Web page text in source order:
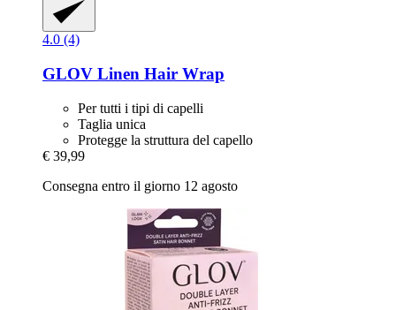
4.0 (4)
GLOV Linen Hair Wrap
Per tutti i tipi di capelli
Taglia unica
Protegge la struttura del capello
€ 39,99
Consegna entro il giorno 12 agosto